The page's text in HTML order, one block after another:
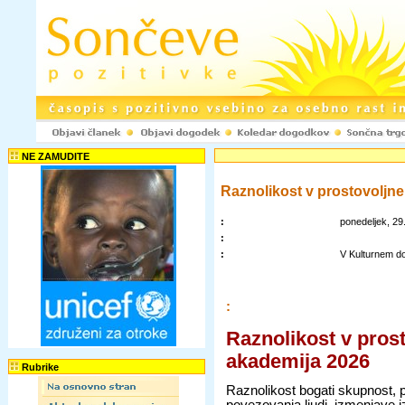
NE ZAMUDITE
Rubrike
Raznolikost v
:
ponedeljek,
:
:
V Kulturnem
:
Raznolikost v
akademija 2026
Raznolikost bogati skupnost,